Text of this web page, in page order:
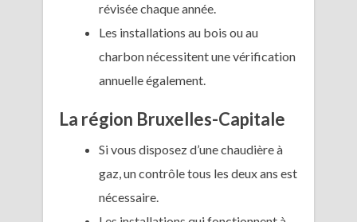
révisée chaque année.
Les installations au bois ou au
charbon nécessitent une vérification
annuelle également.
La région Bruxelles-Capitale
Si vous disposez d’une chaudière à
gaz, un contrôle tous les deux ans est
nécessaire.